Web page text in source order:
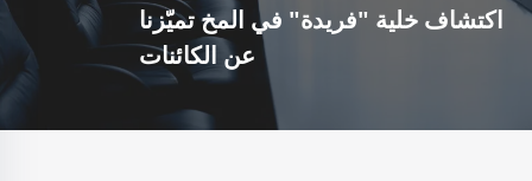
اكتشاف خلية "فريدة" في المخ تميّزنا
عن الكائنات